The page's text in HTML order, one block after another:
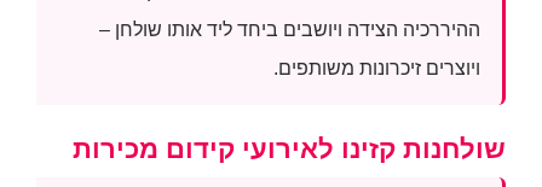
ההיררכיה הצידה ויושבים ביחד ליד אותו שולחן –
ויוצרים זיכרונות משותפים.
שולחנות קזינו לאירועי קידום מכירות